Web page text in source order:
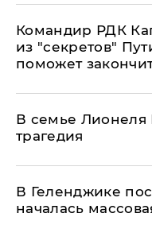
Командир РДК
из "секретов"
поможет
В семье
трагедия
В Геленджике
началась